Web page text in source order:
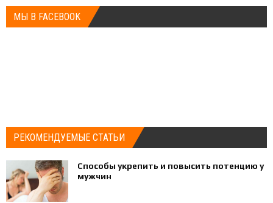
МЫ В FACEBOOK
РЕКОМЕНДУЕМЫЕ СТАТЬИ
Способы укрепить и повысить потенцию у
мужчин